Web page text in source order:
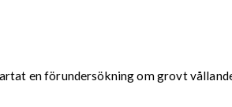
en förundersökning om grovt